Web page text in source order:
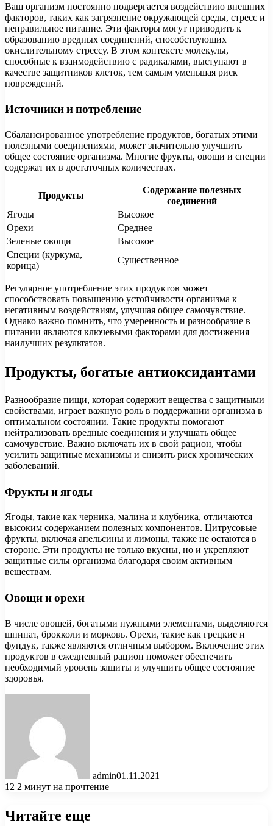
Ваш организм постоянно подвергается воздействию внешних
факторов, таких как загрязнение окружающей среды, стресс и
неправильное питание. Эти факторы могут приводить к
образованию вредных соединений, способствующих
окислительному стрессу. В этом контексте молекулы,
способные к взаимодействию с радикалами, выступают в
качестве защитников клеток, тем самым уменьшая риск
повреждений.
Источники и потребление
Сбалансированное употребление продуктов, богатых этими
полезными соединениями, может значительно улучшить
общее состояние организма. Многие фрукты, овощи и специи
содержат их в достаточных количествах.
Продукты
Содержание полезных
соединений
Ягоды
Высокое
Орехи
Среднее
Зеленые овощи
Высокое
Специи (куркума,
корица)
Существенное
Регулярное употребление этих продуктов может
способствовать повышению устойчивости организма к
негативным воздействиям, улучшая общее самочувствие.
Однако важно помнить, что умеренность и разнообразие в
питании являются ключевыми факторами для достижения
наилучших результатов.
Продукты, богатые антиоксидантами
Разнообразие пищи, которая содержит вещества с защитными
свойствами, играет важную роль в поддержании организма в
оптимальном состоянии. Такие продукты помогают
нейтрализовать вредные соединения и улучшать общее
самочувствие. Важно включать их в свой рацион, чтобы
усилить защитные механизмы и снизить риск хронических
заболеваний.
Фрукты и ягоды
Ягоды, такие как черника, малина и клубника, отличаются
высоким содержанием полезных компонентов. Цитрусовые
фрукты, включая апельсины и лимоны, также не остаются в
стороне. Эти продукты не только вкусны, но и укрепляют
защитные силы организма благодаря своим активным
веществам.
Овощи и орехи
В числе овощей, богатыми нужными элементами, выделяются
шпинат, брокколи и морковь. Орехи, такие как грецкие и
фундук, также являются отличным выбором. Включение этих
продуктов в ежедневный рацион поможет обеспечить
необходимый уровень защиты и улучшить общее состояние
здоровья.
admin01.11.2021
12 2 минут на прочтение
Читайте еще